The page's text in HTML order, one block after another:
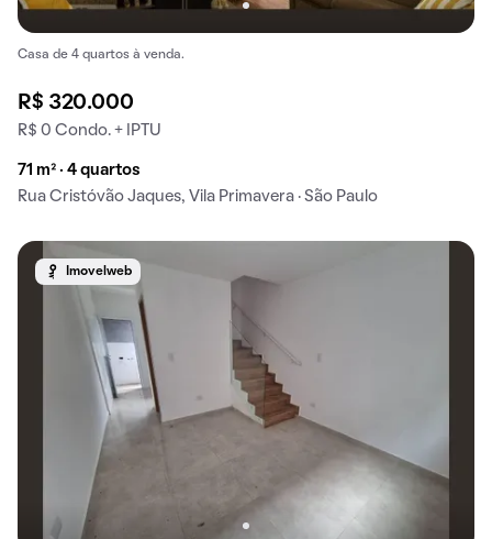
Casa de 4 quartos à venda.
R$ 320.000
R$ 0 Condo. + IPTU
71 m² · 4 quartos
Rua Cristóvão Jaques, Vila Primavera · São Paulo
Imovelweb